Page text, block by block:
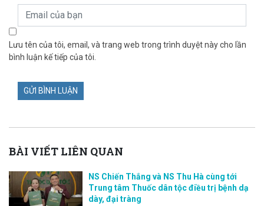
Lưu tên của tôi, email, và trang web trong trình duyệt này cho lần
bình luận kế tiếp của tôi.
BÀI VIẾT LIÊN QUAN
NS Chiến Thắng và NS Thu Hà cùng tới
Trung tâm Thuốc dân tộc điều trị bệnh dạ
dày, đại tràng